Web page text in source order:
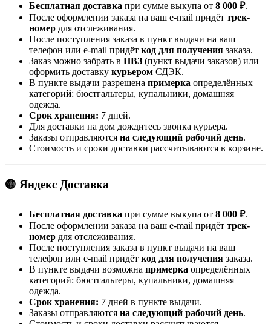
Бесплатная доставка при сумме выкупа от 8 000 ₽.
После оформлении заказа на ваш e-mail придёт трек-
номер для отслеживания.
После поступления заказа в пункт выдачи на ваш
телефон или e-mail придёт код для получения заказа.
Заказ можно забрать в ПВЗ (пункт выдачи заказов) или
оформить доставку курьером СДЭК.
В пункте выдачи разрешена примерка определённых
категорий: бюстгальтеры, купальники, домашняя
одежда.
Срок хранения: 7 дней.
Для доставки на дом дождитесь звонка курьера.
Заказы отправляются на следующий рабочий день.
Стоимость и сроки доставки рассчитываются в корзине.
🟡 Яндекс Доставка
Бесплатная доставка при сумме выкупа от 8 000 ₽.
После оформлении заказа на ваш e-mail придёт трек-
номер для отслеживания.
После поступления заказа в пункт выдачи на ваш
телефон или e-mail придёт код для получения заказа.
В пункте выдачи возможна примерка определённых
категорий: бюстгальтеры, купальники, домашняя
одежда.
Срок хранения: 7 дней в пункте выдачи.
Заказы отправляются на следующий рабочий день.